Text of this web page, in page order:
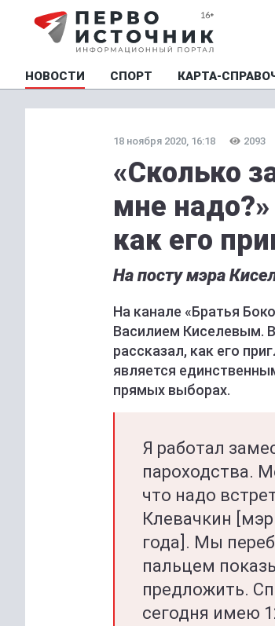
НОВОСТИ СПОРТ КАРТА-
18 ноября 2020, 16:18 2093
«Сколько
мне
как его
На посту мэра
На канале «Братья
Василием Киселевым.
рассказал, как его
является
прямых выборах.
Я работал
пароходства.
что надо
Клевачкин [мэр
года]. Мы
пальцем
предложить.
сегодня имею